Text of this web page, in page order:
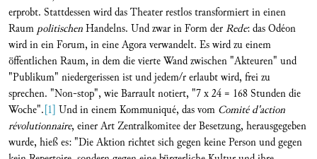
erprobt. Stattdessen wird das Theater restlos transformiert in einen
Raum politischenHandelns. Und zwar in Form derRede: das Odéon
wird in ein Forum, in eine Agora verwandelt. Es wird zu einem
öffentlichen Raum, in dem die vierte Wand zwischen "Akteuren" und
"Publikum" niedergerissen ist und jedem/r erlaubt wird, frei zu
sprechen. "Non-stop", wie Barrault notiert, "7 x 24 = 168 Stunden die
Woche".[1] Und in einem Kommuniqué, das vom Comité d'action
révolutionnaire, einer Art Zentralkomitee der Besetzung, herausgegeben
wurde, hieß es: "Die Aktion richtet sich gegen keine Person und gegen